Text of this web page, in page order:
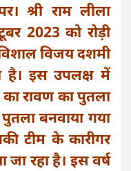
श्री राम लीला
2023 को रोड़ी
विजय दशमी
इस उपलक्ष में
का रावण का पुतला
बनवाया गया
टीम के कारीगर
जा रहा है। इस वर्ष